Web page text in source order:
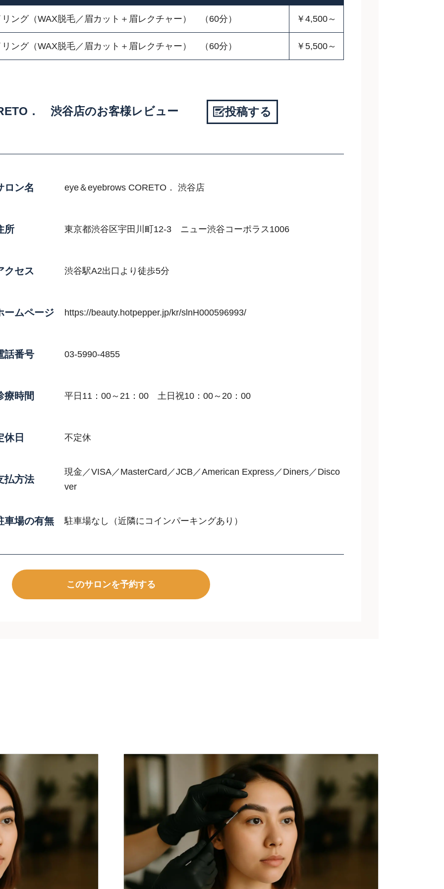
ング（WAX脱毛／眉カット＋眉レクチャー） （60分） ￥4,500～
ング（WAX脱毛／眉カット＋眉レクチャー） （60分） ￥5,500～
． 渋谷店のお客様レビュー 投稿する
ロン名 eye＆eyebrows CORETO． 渋谷店
所 東京都渋谷区宇田川町12-3 ニュー渋谷コーポラス1006
クセス 渋谷駅A2出口より徒歩5分
ームページ https://beauty.hotpepper.jp/kr/slnH000596993/
話番号 03-5990-4855
療時間 平日11：00～21：00 土日祝10：00～20：00
休日 不定休
払方法
現金／VISA／MasterCard／JCB／American Express／Diners／Disco
ver
車場の有無 駐車場なし（近隣にコインパーキングあり）
このサロンを予約する